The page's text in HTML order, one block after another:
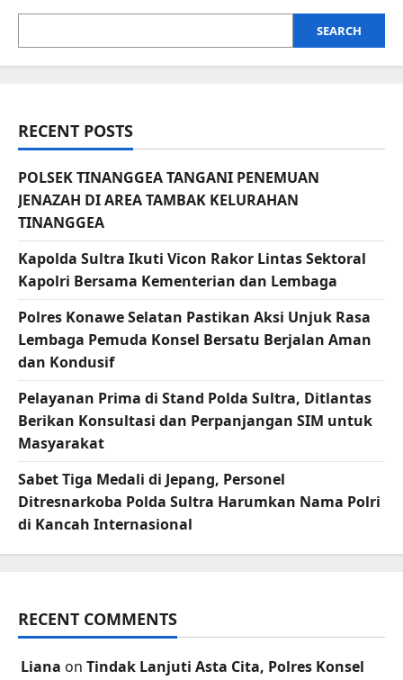
SEARCH
RECENT POSTS
POLSEK TINANGGEA TANGANI PENEMUAN
JENAZAH DI AREA TAMBAK KELURAHAN
TINANGGEA
Kapolda Sultra Ikuti Vicon Rakor Lintas Sektoral
Kapolri Bersama Kementerian dan Lembaga
Polres Konawe Selatan Pastikan Aksi Unjuk Rasa
Lembaga Pemuda Konsel Bersatu Berjalan Aman
dan Kondusif
Pelayanan Prima di Stand Polda Sultra, Ditlantas
Berikan Konsultasi dan Perpanjangan SIM untuk
Masyarakat
Sabet Tiga Medali di Jepang, Personel
Ditresnarkoba Polda Sultra Harumkan Nama Polri
di Kancah Internasional
RECENT COMMENTS
Liana on Tindak Lanjuti Asta Cita, Polres Konsel